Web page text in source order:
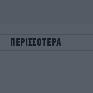
ΠΕΡΙΣΣΟΤΕΡΑ